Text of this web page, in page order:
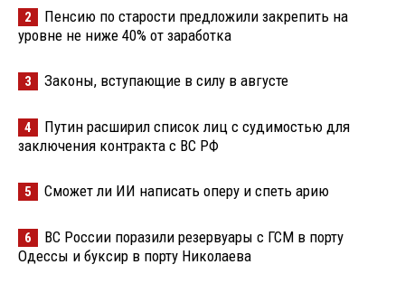
2
Пенсию по старости предложили закрепить на
уровне не ниже 40% от заработка
3 Законы, вступающие в силу в августе
4
Путин расширил список лиц с судимостью для
заключения контракта с ВС РФ
5 Сможет ли ИИ написать оперу и спеть арию
6
ВС России поразили резервуары с ГСМ в порту
Одессы и буксир в порту Николаева